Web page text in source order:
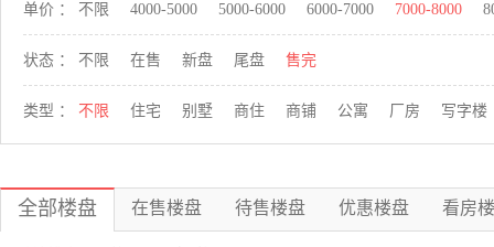
单价 ： 不限 4000-5000 5000-6000 6000-7000 7000-8000
状态 ： 不限 在售 新盘 尾盘 售完
类型 ： 不限 住宅 别墅 商住 商铺 公寓 厂房 写字楼
全部楼盘 在售楼盘 待售楼盘 优惠楼盘 看房